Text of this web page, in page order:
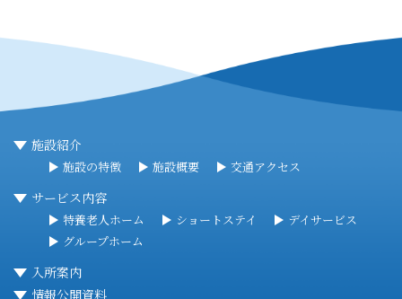
施設紹介
施設の特徴 施設概要 交通アクセス
サービス内容
特養老人ホーム ショートステイ
デイサービス
グループホーム
入所案内
情報公開資料